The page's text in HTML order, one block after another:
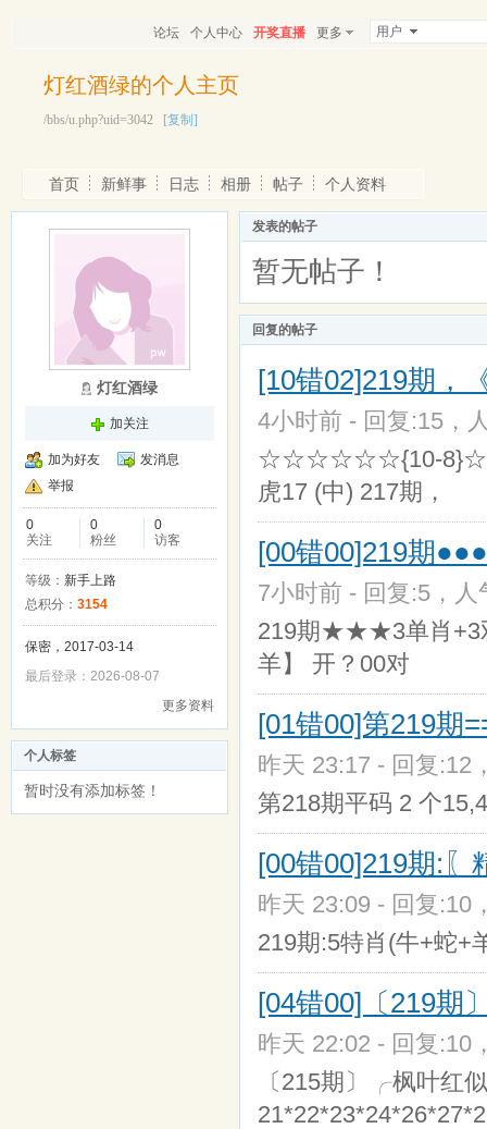
论坛 个人中心 开奖直播 更多 用户
灯红酒绿的个人主页
/bbs/u.php?uid=3042 [复制]
首页 新鲜事 日志 相册 帖子 个人资料
灯红酒绿
加关注
加为好友
发消息
举报
0
关注
0
粉丝
0
访客
等级： 新手上路
总积分： 3154
保密，2017-03-14
最后登录：2026-08-07
更多资料
个人标签
暂时没有添加标签！
发表的帖子
暂无帖子！
回复的帖子
[10错02]219期，
4小时前 - 回复:15，
☆☆☆☆☆☆{10-
虎17 (中) 217期，
[00错00]219期
7小时前 - 回复:5，
219期★★★3单肖+3
羊】 开？00对
[01错00]第219期
昨天 23:17 - 回复:12
第218期平码 2 个
[00错00]219期:〖
昨天 23:09 - 回复:10
219期:5特肖(牛+蛇+
[04错00]〔219期
昨天 22:02 - 回复:10
〔215期〕╭枫叶红